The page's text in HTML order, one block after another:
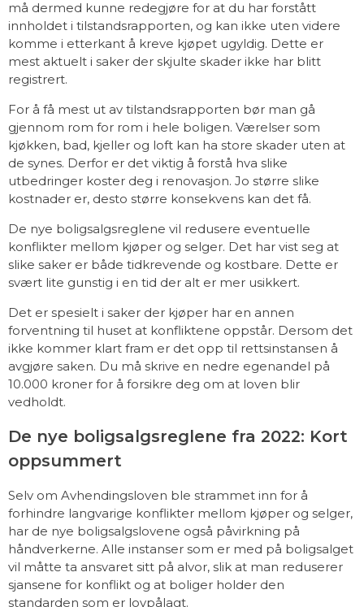
må dermed kunne redegjøre for at du har forstått
innholdet i tilstandsrapporten, og kan ikke uten videre
komme i etterkant å kreve kjøpet ugyldig. Dette er
mest aktuelt i saker der skjulte skader ikke har blitt
registrert.
For å få mest ut av tilstandsrapporten bør man gå
gjennom rom for rom i hele boligen. Værelser som
kjøkken, bad, kjeller og loft kan ha store skader uten at
de synes. Derfor er det viktig å forstå hva slike
utbedringer koster deg i renovasjon. Jo større slike
kostnader er, desto større konsekvens kan det få.
De nye boligsalgsreglene vil redusere eventuelle
konflikter mellom kjøper og selger. Det har vist seg at
slike saker er både tidkrevende og kostbare. Dette er
svært lite gunstig i en tid der alt er mer usikkert.
Det er spesielt i saker der kjøper har en annen
forventning til huset at konfliktene oppstår. Dersom det
ikke kommer klart fram er det opp til rettsinstansen å
avgjøre saken. Du må skrive en nedre egenandel på
10.000 kroner for å forsikre deg om at loven blir
vedholdt.
De nye boligsalgsreglene fra 2022: Kort
oppsummert
Selv om Avhendingsloven ble strammet inn for å
forhindre langvarige konflikter mellom kjøper og selger,
har de nye boligsalgslovene også påvirkning på
håndverkerne. Alle instanser som er med på boligsalget
vil måtte ta ansvaret sitt på alvor, slik at man reduserer
sjansene for konflikt og at boliger holder den
standarden som er lovpålagt.